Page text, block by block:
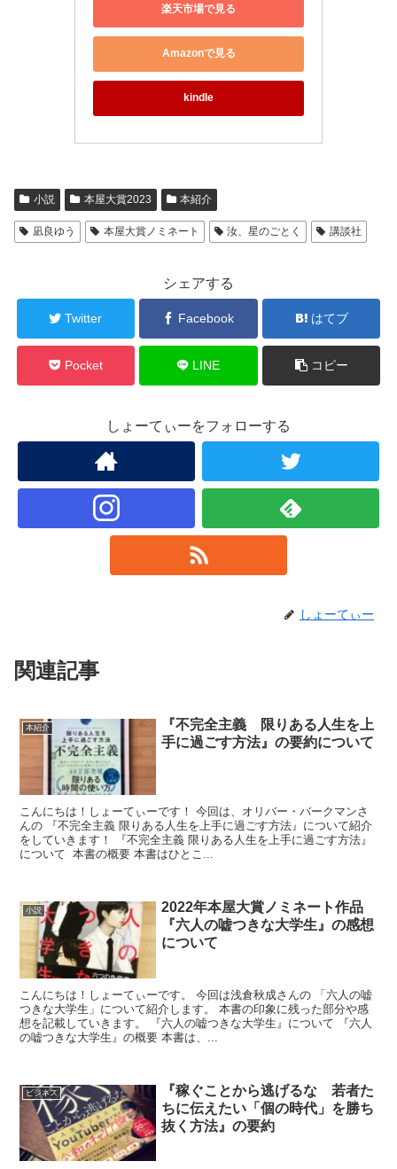
楽天市場で見る
Amazonで見る
kindle
小説 本屋大賞2023 本紹介
凪良ゆう 本屋大賞ノミネート 汝、星のごとく 講談社
シェアする
Twitter Facebook はてブ
Pocket LINE コピー
しょーてぃーをフォローする
しょーてぃー
関連記事
本紹介
『不完全主義 限りある人生を上
手に過ごす方法』の要約について
こんにちは！しょーてぃーです！ 今回は、オリバー・バークマンさ
んの 『不完全主義 限りある人生を上手に過ごす方法』について紹介
をしていきます！ 『不完全主義 限りある人生を上手に過ごす方法』
について 本書の概要 本書はひとこ...
小説
2022年本屋大賞ノミネート作品
『六人の嘘つきな大学生』の感想
について
こんにちは！しょーてぃーです。 今回は浅倉秋成さんの 「六人の嘘
つきな大学生」について紹介します。 本書の印象に残った部分や感
想を記載していきます。 『六人の嘘つきな大学生』について 『六人
の嘘つきな大学生』の概要 本書は、...
ビジネス
『稼ぐことから逃げるな 若者た
ちに伝えたい「個の時代」を勝ち
抜く方法』の要約